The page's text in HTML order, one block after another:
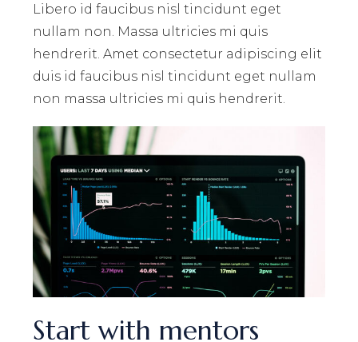
Libero id faucibus nisl tincidunt eget
nullam non. Massa ultricies mi quis
hendrerit. Amet consectetur adipiscing elit
duis id faucibus nisl tincidunt eget nullam
non massa ultricies mi quis hendrerit.
Start with mentors